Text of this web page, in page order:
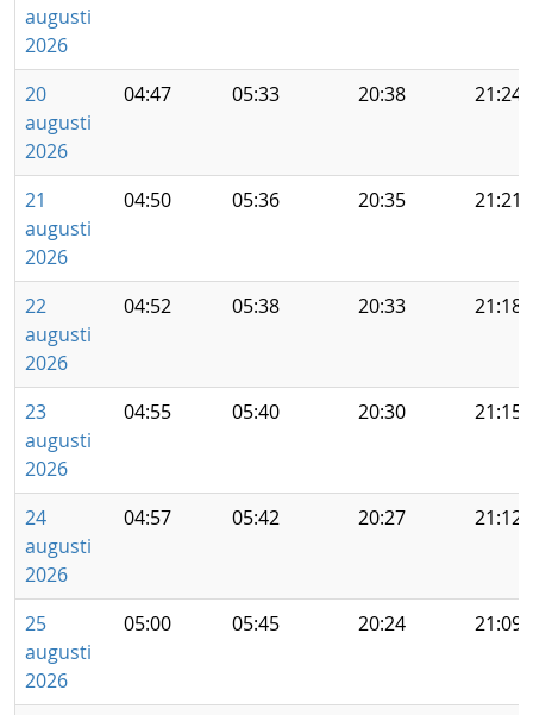
augusti
2026
20
augusti
2026
04:47 05:33 20:38 21:24
21
augusti
2026
04:50 05:36 20:35 21:21
22
augusti
2026
04:52 05:38 20:33 21:18
23
augusti
2026
04:55 05:40 20:30 21:15
24
augusti
2026
04:57 05:42 20:27 21:12
25
augusti
2026
05:00 05:45 20:24 21:09